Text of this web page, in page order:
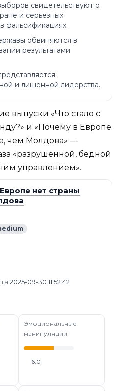
свидетельствуют о
и серьезных
фальсификациях.
обвиняются в
результатами
и лишенной лидерства.
выпуски «Что стало с
и «Почему в Европе
чем Молдова» —
«разрушенной, бедной
управлением».
нет страны
2025-09-30 11:52:42
Эмоциональные
манипуляции
6.0